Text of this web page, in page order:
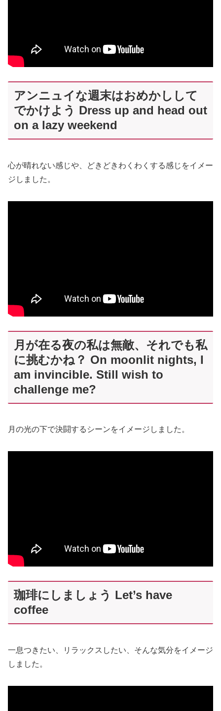
アンニュイな週末はおめかしして
でかけよう Dress up and head out
on a lazy weekend
心が晴れない感じや、どきどきわくわくする感じをイメー
ジしました。
月が在る夜の私は無敵、それでも私
に挑むかね？ On moonlit nights, I
am invincible. Still wish to
challenge me?
月の光の下で決闘するシーンをイメージしました。
珈琲にしましょう Let’s have
coffee
一息つきたい、リラックスしたい、そんな気分をイメージ
しました。